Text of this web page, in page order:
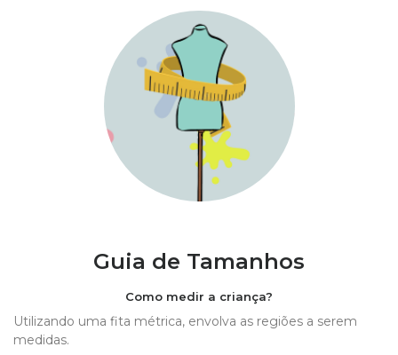
Guia de Tamanhos
Como medir a criança?
Utilizando uma fita métrica, envolva as regiões a serem
medidas.